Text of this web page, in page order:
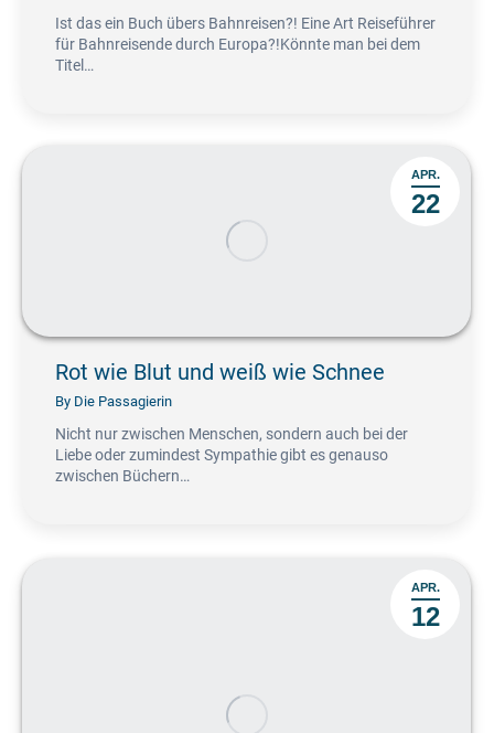
Ist das ein Buch übers Bahnreisen?! Eine Art Reiseführer
für Bahnreisende durch Europa?!Könnte man bei dem
Titel…
APR.
22
Rot wie Blut und weiß wie Schnee
By Die Passagierin
Nicht nur zwischen Menschen, sondern auch bei der
Liebe oder zumindest Sympathie gibt es genauso
zwischen Büchern…
APR.
12